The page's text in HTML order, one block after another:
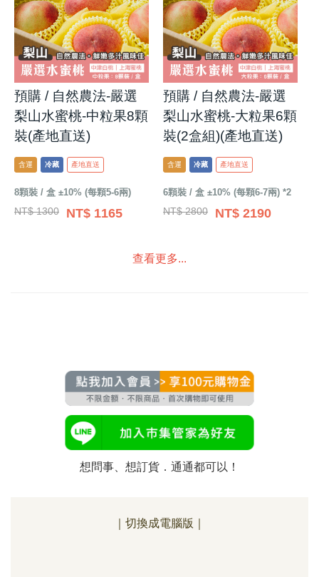
預購 / 自然農法-嚴選
梨山水蜜桃-中粒果8顆
裝(產地直送)
含運 冷藏 產地直送
8顆裝 / 盒 ±10% (每顆5-6兩)
NT$ 1300 NT$ 1165
預購 / 自然農法-嚴選
梨山水蜜桃-大粒果6顆
裝(2盒組)(產地直送)
含運 冷藏 產地直送
6顆裝 / 盒 ±10% (每顆6-7兩) *2
NT$ 2800 NT$ 2190
查看更多...
想問事、想訂貨．通通都可以！
｜切換成電腦版｜